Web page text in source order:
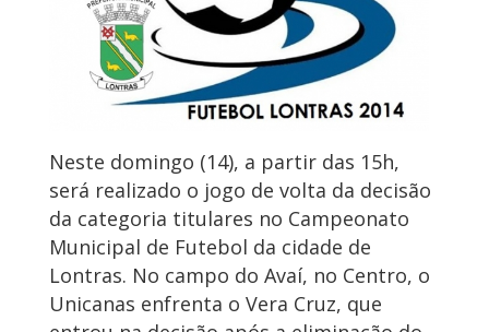
Neste domingo (14), a partir das 15h,
será realizado o jogo de volta da decisão
da categoria titulares no Campeonato
Municipal de Futebol da cidade de
Lontras. No campo do Avaí, no Centro, o
Unicanas enfrenta o Vera Cruz, que